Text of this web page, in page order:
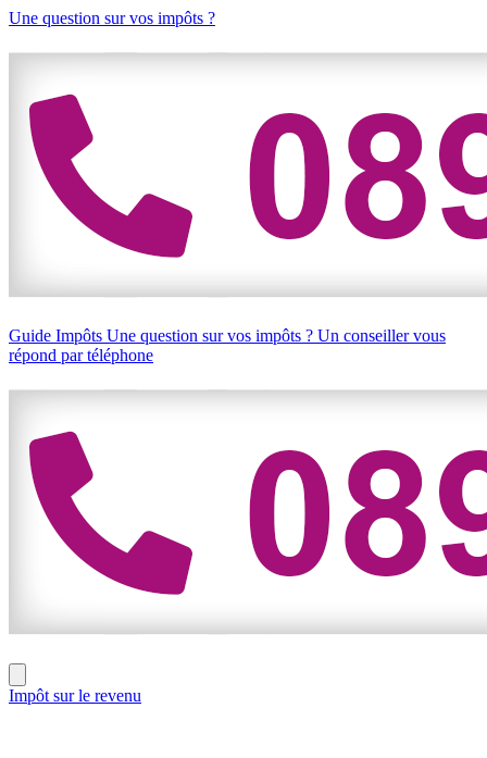
Une question sur vos impôts ?
Guide Impôts Une question sur vos impôts ? Un conseiller vous
répond par téléphone
Impôt sur le revenu